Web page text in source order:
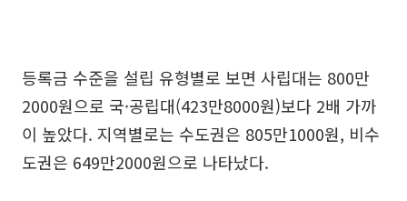
등록금 수준을 설립 유형별로 보면 사립대는 800만
2000원으로 국·공립대(423만8000원)보다 2배 가까
이 높았다. 지역별로는 수도권은 805만1000원, 비수
도권은 649만2000원으로 나타났다.